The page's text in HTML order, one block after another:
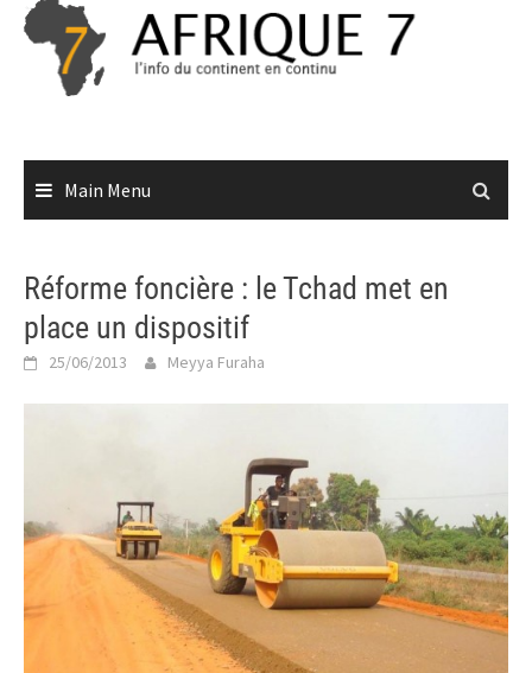
Skip
content
Main Menu
Réforme foncière : le Tchad met en
place un dispositif
25/06/2013 Meyya Furaha